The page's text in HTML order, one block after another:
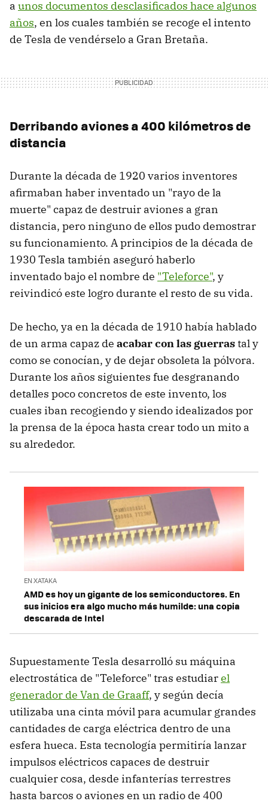
a unos documentos desclasificados hace algunos
años, en los cuales también se recoge el intento
de Tesla de vendérselo a Gran Bretaña.
Derribando aviones a 400 kilómetros de
distancia
Durante la década de 1920 varios inventores
afirmaban haber inventado un "rayo de la
muerte" capaz de destruir aviones a gran
distancia, pero ninguno de ellos pudo demostrar
su funcionamiento. A principios de la década de
1930 Tesla también aseguró haberlo
inventado bajo el nombre de "Teleforce", y
reivindicó este logro durante el resto de su vida.
De hecho, ya en la década de 1910 había hablado
de un arma capaz de acabar con las guerrastal y
como se conocían, y de dejar obsoleta la pólvora.
Durante los años siguientes fue desgranando
detalles poco concretos de este invento, los
cuales iban recogiendo y siendo idealizados por
la prensa de la época hasta crear todo un mito a
su alrededor.
EN XATAKA
AMD es hoy un gigante de los semiconductores. En
sus inicios era algo mucho más humilde: una copia
descarada de Intel
Supuestamente Tesla desarrolló su máquina
electrostática de "Teleforce" tras estudiarel
generador de Van de Graaff, y según decía
utilizaba una cinta móvil para acumular grandes
cantidades de carga eléctrica dentro de una
esfera hueca. Esta tecnología permitiría lanzar
impulsos eléctricos capaces de destruir
cualquier cosa, desde infanterías terrestres
hasta barcos o aviones en un radio de 400